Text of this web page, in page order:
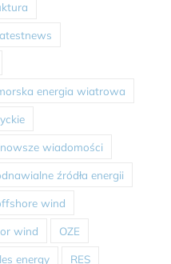
energia wiatrowa
wiadomości
źródła energii
wind
wind OZE
energy RES